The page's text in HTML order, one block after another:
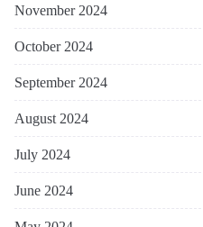
November 2024
October 2024
September 2024
August 2024
July 2024
June 2024